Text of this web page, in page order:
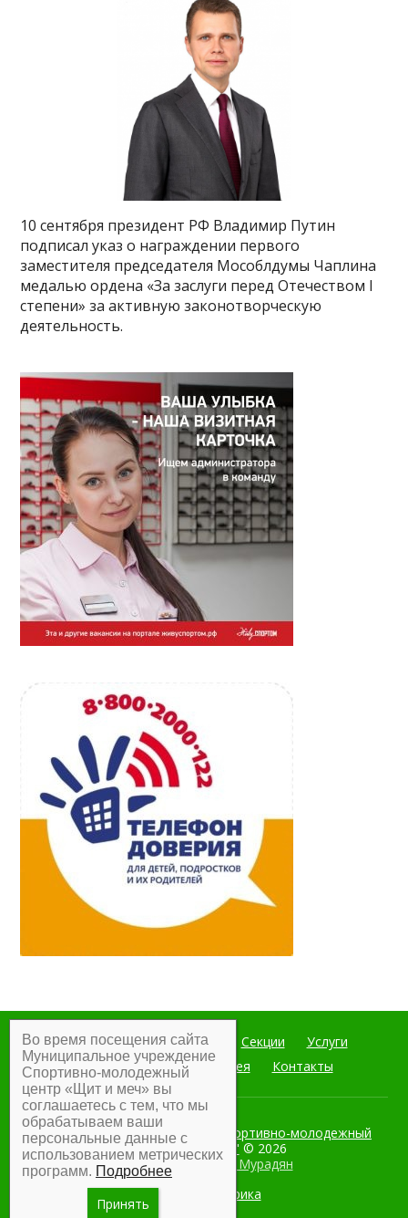
10 сентября президент РФ Владимир Путин
подписал указ о награждении первого
заместителя председателя Мособлдумы Чаплина
медалью ордена «За заслуги перед Отечеством I
степени» за активную законотворческую
деятельность.
Главная Мероприятия Секции
Услуги
Документы
Фотогалерея Контакты
Муниципальное учреждение Спортивно-молодежный
центр "Щит и меч" © 2026
Разработка:Армен Мурадян
Во время посещения сайта
Муниципальное учреждение
Спортивно-молодежный
центр «Щит и меч» вы
соглашаетесь с тем, что мы
обрабатываем ваши
персональные данные с
использованием метрических
программ. Подробнее